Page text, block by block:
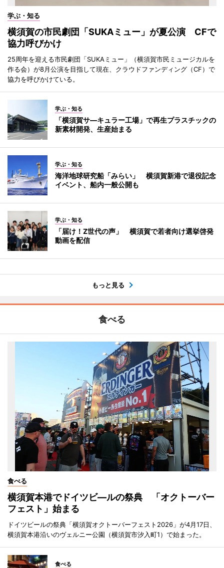
学ぶ・知る
横須賀の市民劇団「SUKAミュー」が夏公演 CFで
協力呼びかけ
25周年を迎える市民劇団「SUKAミュー」（横須賀市民ミュージカルを
作る会）が8月公演を目指して現在、クラウドファンディング（CF）で
協力を呼びかけている。
学ぶ・知る
「横須賀サ―キュラー工場」で再生プラスチックの
新素材開発、生産始まる
学ぶ・知る
海洋地球研究船「みらい」 横須賀新港で退役記念
イベント、船内一般公開も
学ぶ・知る
「届け！Z世代の声」 横須賀で若者向け選挙啓発
動画を配信
もっと見る
食べる
食べる
横須賀本港でドイツビ―ルの祭典 「オクトーバー
フェスト」始まる
ドイツビールの祭典「横須賀オクトーバーフェスト2026」が4月17日、
横須賀本港沿いのヴェルニー公園（横須賀市汐入町1）で始まった。
食べる